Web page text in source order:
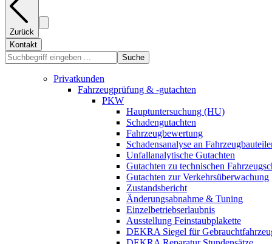
Zurück
Kontakt
Suche
Privatkunden
Fahrzeugprüfung & -gutachten
PKW
Hauptuntersuchung (HU)
Schadengutachten
Fahrzeugbewertung
Schadensanalyse an
Unfallanalytische Gutachten
Gutachten zu technischen
Gutachten zur Verkehrsüberwachung
Zustandsbericht
Änderungsabnahme & Tuning
Einzelbetriebserlaubnis
Ausstellung Feinstaubplakette
DEKRA Siegel für